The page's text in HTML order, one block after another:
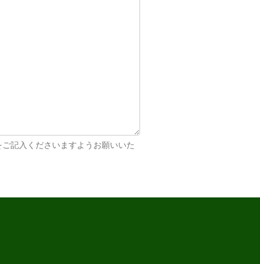
記入くださいますようお願いいた